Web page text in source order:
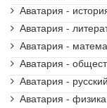
Аватария -
Аватария -
Аватария -
Аватария -
Аватария -
Аватария - физика